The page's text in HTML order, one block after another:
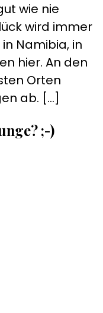
wie nie
wird immer
Namibia, in
hier. An den
Orten
ab. […]
;-)